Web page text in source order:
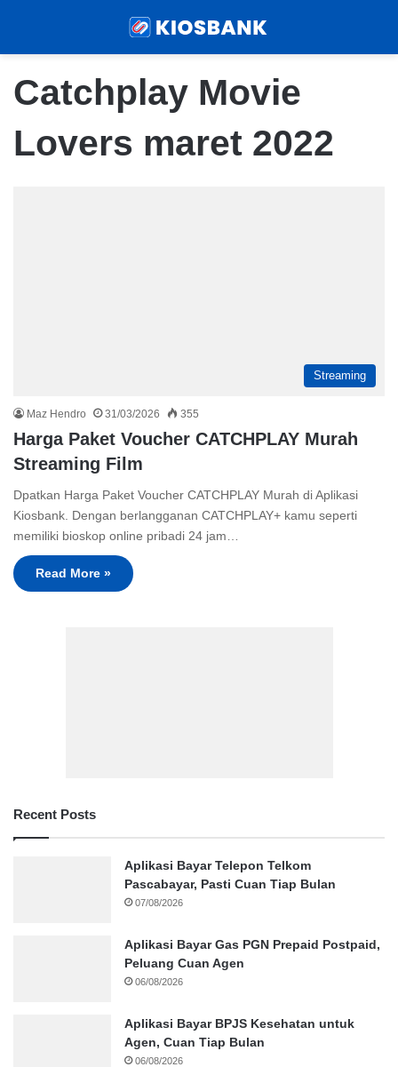
Catchplay Movie
Lovers maret 2022
Streaming
Maz Hendro 31/03/2026 355
Harga Paket Voucher CATCHPLAY Murah
Streaming Film
Dpatkan Harga Paket Voucher CATCHPLAY Murah di Aplikasi
Kiosbank. Dengan berlangganan CATCHPLAY+ kamu seperti
memiliki bioskop online pribadi 24 jam…
Read More »
Recent Posts
Aplikasi Bayar Telepon Telkom
Pascabayar, Pasti Cuan Tiap Bulan
07/08/2026
Aplikasi Bayar Gas PGN Prepaid Postpaid,
Peluang Cuan Agen
06/08/2026
Aplikasi Bayar BPJS Kesehatan untuk
Agen, Cuan Tiap Bulan
06/08/2026